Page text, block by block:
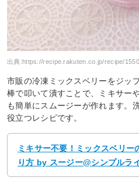
出典:https://recipe.rakuten.co.jp/recipe/
市販の冷凍ミックスベリーをジッ
棒で叩いて潰すことで、ミキサー
も簡単にスムージーが作れます。
役立つレシピです。
ミキサー不要！ミックスベリ
り方 by スージー@シンプルラ